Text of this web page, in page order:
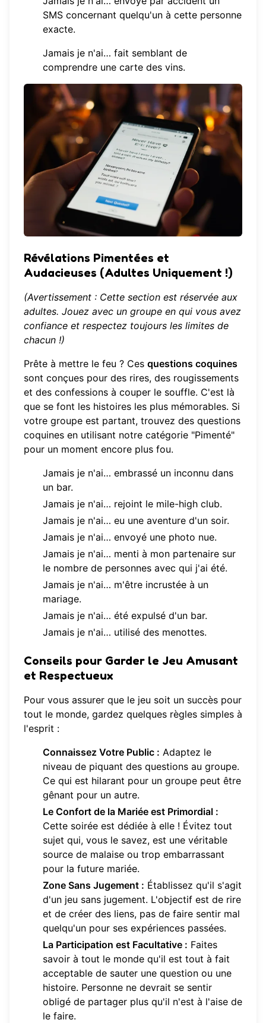
SMS concernant quelqu'un à cette personne
exacte.
Jamais je n'ai… fait semblant de
comprendre une carte des vins.
Révélations Pimentées et
Audacieuses (Adultes Uniquement !)
(Avertissement : Cette section est réservée aux
adultes. Jouez avec un groupe en qui vous avez
confiance et respectez toujours les limites de
chacun !)
Prête à mettre le feu ? Ces questions coquines
sont conçues pour des rires, des rougissements
et des confessions à couper le souffle. C'est là
que se font les histoires les plus mémorables. Si
votre groupe est partant, trouvez des questions
coquines en utilisant notre catégorie "Pimenté"
pour un moment encore plus fou.
Jamais je n'ai… embrassé un inconnu dans
un bar.
Jamais je n'ai… rejoint le mile-high club.
Jamais je n'ai… eu une aventure d'un soir.
Jamais je n'ai… envoyé une photo nue.
Jamais je n'ai… menti à mon partenaire sur
le nombre de personnes avec qui j'ai été.
Jamais je n'ai… m'être incrustée à un
mariage.
Jamais je n'ai… été expulsé d'un bar.
Jamais je n'ai… utilisé des menottes.
Conseils pour Garder le Jeu Amusant
et Respectueux
Pour vous assurer que le jeu soit un succès pour
tout le monde, gardez quelques règles simples à
l'esprit :
Connaissez Votre Public : Adaptez le
niveau de piquant des questions au groupe.
Ce qui est hilarant pour un groupe peut être
gênant pour un autre.
Le Confort de la Mariée est Primordial :
Cette soirée est dédiée à elle ! Évitez tout
sujet qui, vous le savez, est une véritable
source de malaise ou trop embarrassant
pour la future mariée.
Zone Sans Jugement : Établissez qu'il s'agit
d'un jeu sans jugement. L'objectif est de rire
et de créer des liens, pas de faire sentir mal
quelqu'un pour ses expériences passées.
La Participation est Facultative : Faites
savoir à tout le monde qu'il est tout à fait
acceptable de sauter une question ou une
histoire. Personne ne devrait se sentir
obligé de partager plus qu'il n'est à l'aise de
le faire.